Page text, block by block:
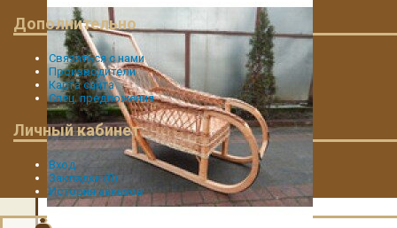
Дополнительно
Связаться с нами
Производители
Карта сайта
Спец. предложения
Личный кабинет
Вход
Закладки (0)
История заказов